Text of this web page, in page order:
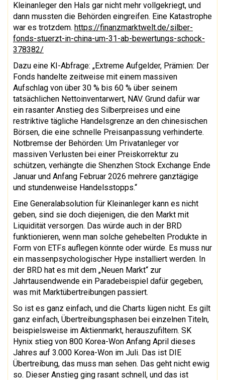
Kleinanleger den Hals gar nicht mehr vollgekriegt, und
dann mussten die Behörden eingreifen. Eine Katastrophe
war es trotzdem. https://finanzmarktwelt.de/silber-
fonds-stuerzt-in-china-um-31-ab-bewertungs-schock-
378382/
Dazu eine KI-Abfrage: „Extreme Aufgelder, Prämien: Der
Fonds handelte zeitweise mit einem massiven
Aufschlag von über 30 % bis 60 % über seinem
tatsächlichen Nettoinventarwert, NAV. Grund dafür war
ein rasanter Anstieg des Silberpreises und eine
restriktive tägliche Handelsgrenze an den chinesischen
Börsen, die eine schnelle Preisanpassung verhinderte.
Notbremse der Behörden: Um Privatanleger vor
massiven Verlusten bei einer Preiskorrektur zu
schützen, verhängte die Shenzhen Stock Exchange Ende
Januar und Anfang Februar 2026 mehrere ganztägige
und stundenweise Handelsstopps.“
Eine Generalabsolution für Kleinanleger kann es nicht
geben, sind sie doch diejenigen, die den Markt mit
Liquidität versorgen. Das würde auch in der BRD
funktionieren, wenn man solche gehebelten Produkte in
Form von ETFs auflegen könnte oder würde. Es muss nur
ein massenpsychologischer Hype installiert werden. In
der BRD hat es mit dem „Neuen Markt“ zur
Jahrtausendwende ein Paradebeispiel dafür gegeben,
was mit Marktübertreibungen passiert.
So ist es ganz einfach, und die Charts lügen nicht. Es gilt
ganz einfach, Übertreibungsphasen bei einzelnen Titeln,
beispielsweise im Aktienmarkt, herauszufiltern. SK
Hynix stieg von 800 Korea-Won Anfang April dieses
Jahres auf 3.000 Korea-Won im Juli. Das ist DIE
Übertreibung, das muss man sehen. Das geht nicht ewig
so. Dieser Anstieg ging rasant schnell, und das ist